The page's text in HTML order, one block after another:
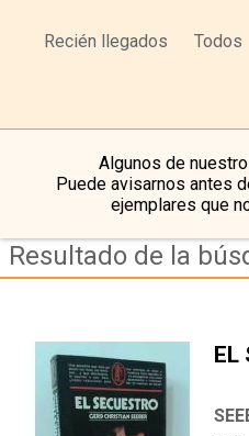
Recién llegados Todos
Algunos de
Puede avisarnos antes
ejemplares que
EL